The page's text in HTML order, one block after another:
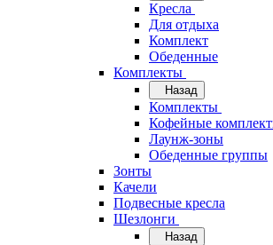
Кресла
Для отдыха
Комплект
Обеденные
Комплекты
Назад
Комплекты
Кофейные
Лаунж-зоны
Обеденные группы
Зонты
Качели
Подвесные кресла
Шезлонги
Назад